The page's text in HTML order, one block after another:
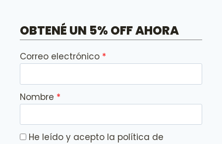
OBTENÉ UN 5% OFF AHORA
Correo electrónico
Nombre
He leído y acepto la política de